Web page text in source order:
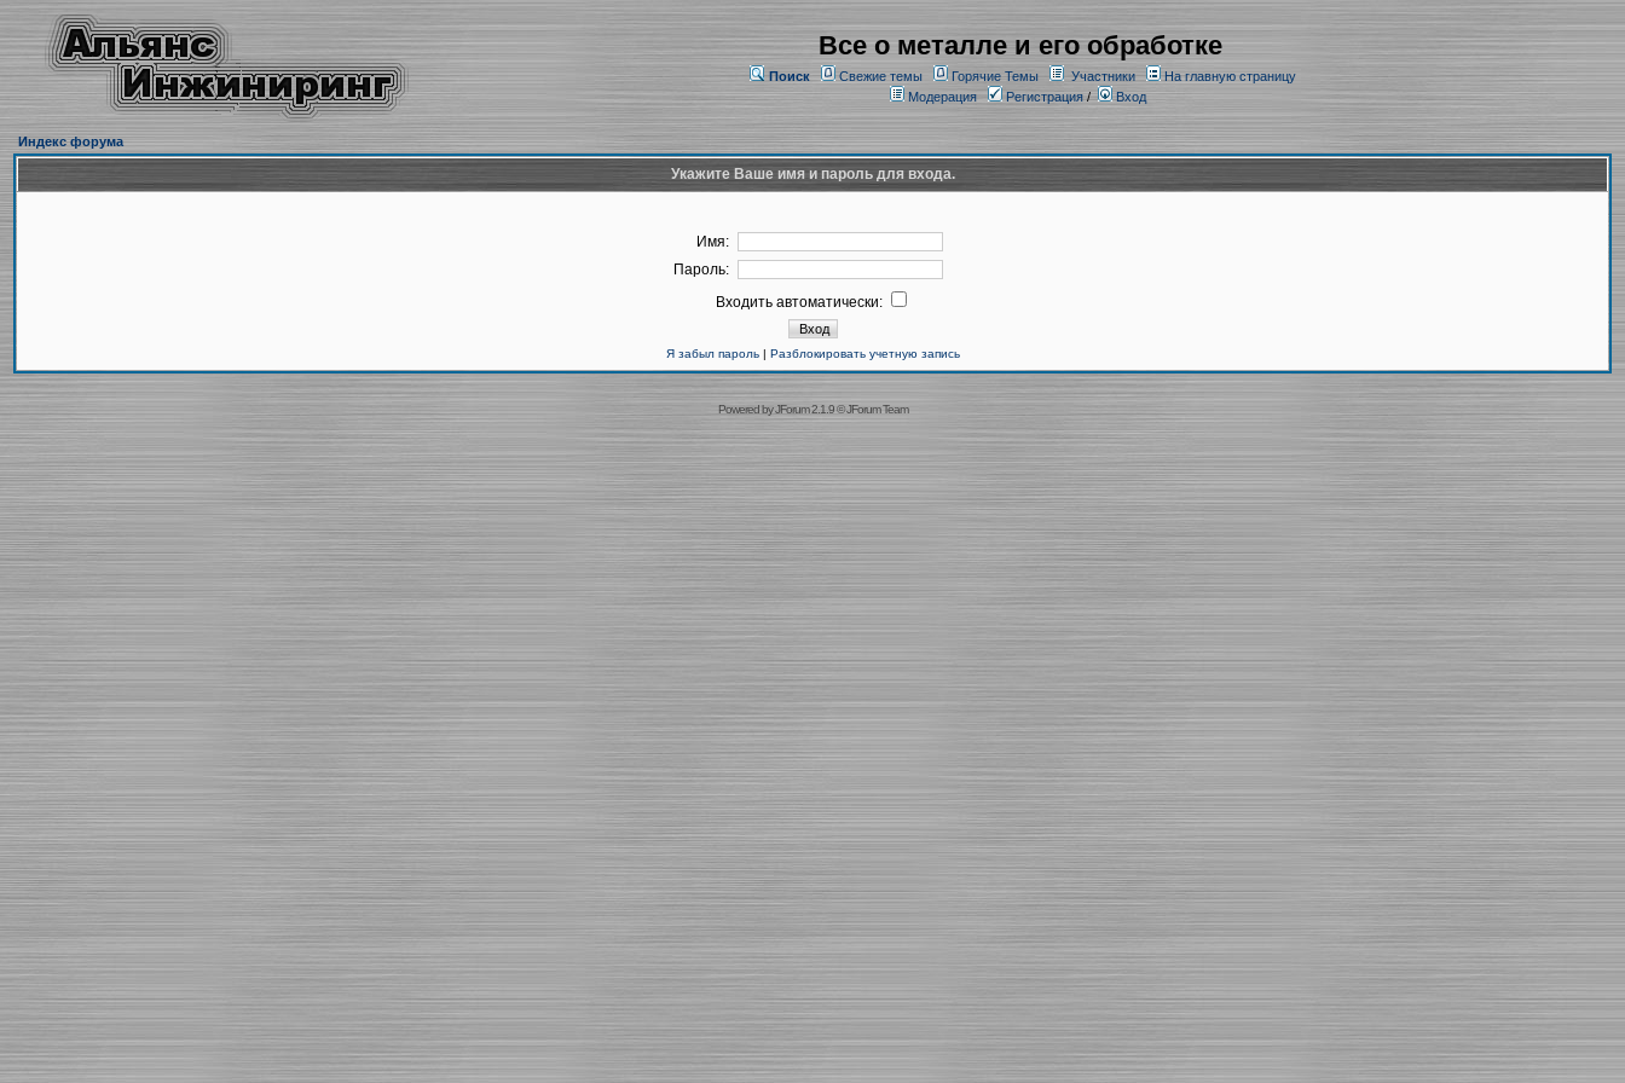
Все о металле и его обработке
Поиск Свежие темы Горячие Темы Участники
На главную страницу
Модерация
Регистрация/ Вход
Индекс форума
Укажите Ваше имя и пароль для входа.
Имя:
Пароль:
Входить автоматически:
Я забыл пароль| Разблокировать учетную запись
Powered byJForum 2.1.9©JForum Team